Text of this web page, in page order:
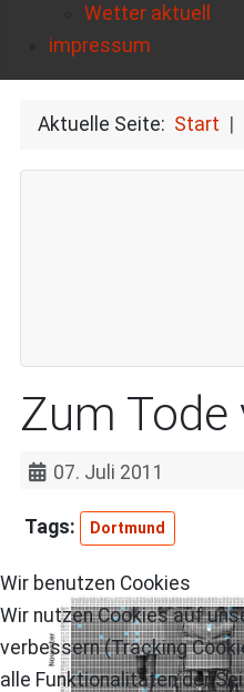
Wetter aktuell
impressum
Aktuelle Seite: Start
Zum Tode
07. Juli 2011
Dortmund
Wir benutzen Cookies
Wir nutzen Cookies auf
verbessern (Tracking
alle Funktionalitäten der